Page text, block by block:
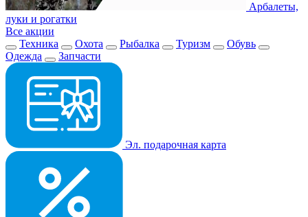
Арбалеты,
луки и рогатки
Все акции
Техника
Охота Рыбалка Туризм
Обувь
Одежда
Запчасти
Эл. подарочная карта